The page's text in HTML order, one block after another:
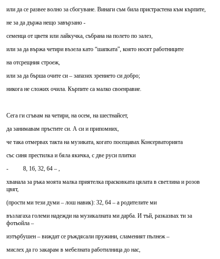
или да се развее волно за сбогуване. Винаги съм била пристрастена към кърпите,
не за да държа нещо завързано -
семенца от цветя или лайкучка, събрана на полето по залез,
или за да вържа четири възела като “шапката”, която носят работниците
на отсрещния строеж,
или за да бърша очите си – запазих зрението си добро;
никога не сложих очила. Кърпите са малко своенравие.
Сега ги сгъвам на четири, на осем, на шестнайсет,
да занимавам пръстите си. А си и припомних,
че така отмервах такта на музиката, когато посещавах Консерваторията
със синя престилка и бяла якичка, с две руси плитки
- 8, 16, 32, 64 – ,
хванала за ръка моята малка приятелка прасковката цялата в светлина и розов
цвят,
(прости ми тези думи – лош навик): 32, 64 – а родителите ми
възлагаха големи надежди на музикалната ми дарба. И тъй, разказвах ти за
фотьойла –
изтърбушен – виждат се ръждясали пружини, сламеният пълнеж –
мислех да го закарам в мебелната работилница до нас,